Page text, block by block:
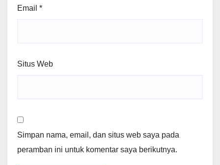
Email *
Situs Web
Simpan nama, email, dan situs web saya pada
peramban ini untuk komentar saya berikutnya.